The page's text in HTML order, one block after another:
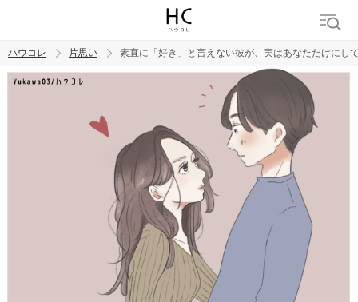
恋がしたい 女磨き
ハウコレ 片思い 素直に「好き」と言えない彼が、実はあなただけにし